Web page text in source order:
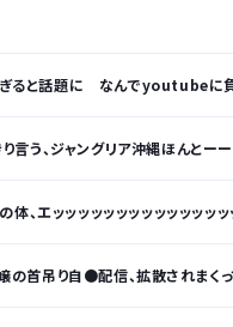
ると話題に なんでyoutubeに
り言う、ジャングリア沖縄ほんとー
、エッッッッッッッッッッッッッッ
の首吊り自●配信、拡散されまくっ